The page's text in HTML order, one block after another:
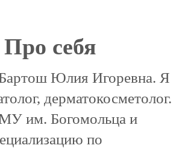
Про себя
Юлия Игоревна. Я
дерматокосметолог.
им. Богомольца и
по